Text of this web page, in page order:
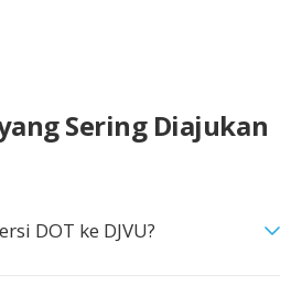
Sering Diajukan
DOT ke DJVU?